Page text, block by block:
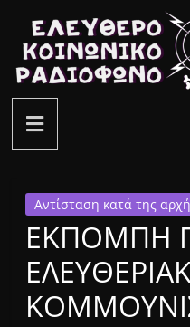
περιεχόμενο
ελεύθερο
κοινωνικό
1431AM
Αντίσταση κατά της
ΕΚΠΟΜΠΗ